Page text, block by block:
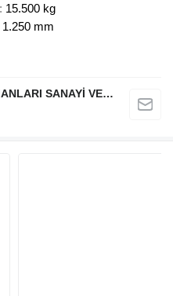
15.500 kg
1.250 mm
MS DORSE TREYLER VE EKİPMANLARI SANAYİ VE TİCARET LTD STİ